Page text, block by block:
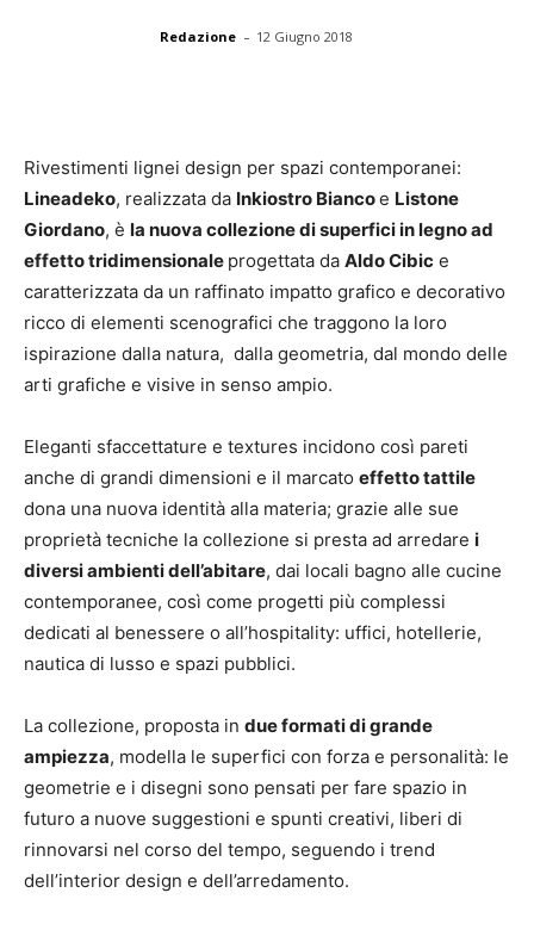
Redazione - 12 Giugno 2018
Rivestimenti lignei design per spazi contemporanei:
Lineadeko, realizzata da Inkiostro Biancoe Listone
Giordano, è la nuova collezione di superfici in legno ad
effetto tridimensionale progettata da Aldo Cibic e
caratterizzata da un raffinato impatto grafico e decorativo
ricco di elementi scenografici che traggono la loro
ispirazione dalla natura, dalla geometria, dal mondo delle
arti grafiche e visive in senso ampio.
Eleganti sfaccettature e textures incidono così pareti
anche di grandi dimensioni e il marcato effetto tattile
dona una nuova identità alla materia; grazie alle sue
proprietà tecniche la collezione si presta ad arredare i
diversi ambienti dell’abitare, dai locali bagno alle cucine
contemporanee, così come progetti più complessi
dedicati al benessere o all’hospitality: uffici, hotellerie,
nautica di lusso e spazi pubblici.
La collezione, proposta in due formati di grande
ampiezza, modella le superfici con forza e personalità: le
geometrie e i disegni sono pensati per fare spazio in
futuro a nuove suggestioni e spunti creativi, liberi di
rinnovarsi nel corso del tempo, seguendo i trend
dell’interior design e dell’arredamento.